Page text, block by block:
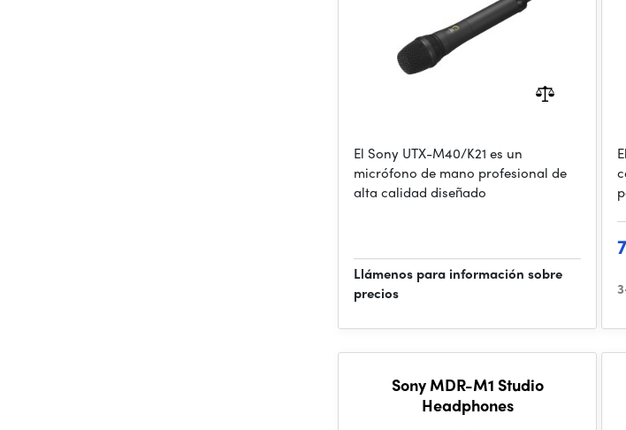
El Sony UTX-M40/K21 es un
micrófono de mano profesional de
alta calidad diseñado
Llámenos para información sobre
precios
Sony MDR-M1 Studio
Headphones